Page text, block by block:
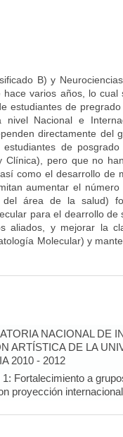
B) y
varios años, lo cual
estudiantes de
nivel Nacional e
directamente del
de
Clínica), pero que no
como el desarrollo de
aumentar el
del área de la salud)
para el dearrollo
aliados, y mejorar la
Molecular) y
NACIONAL DE
ARTÍSTICA DE LA
2010 - 2012
1: Fortalecimiento a
proyección